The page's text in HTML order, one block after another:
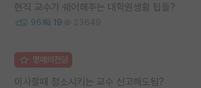
현직 교수가 쉐어해주는 대학원생활 팁들?
96 19 23649
명예의전당
이사할때 청소시키는 교수 신고해도됨?